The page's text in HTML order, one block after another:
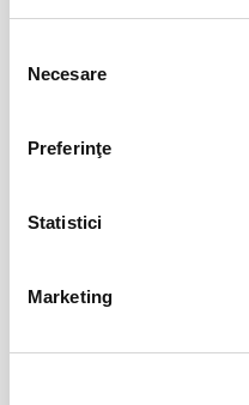
consimțământului
Necesare
Preferinţe
Statistici
Marketing